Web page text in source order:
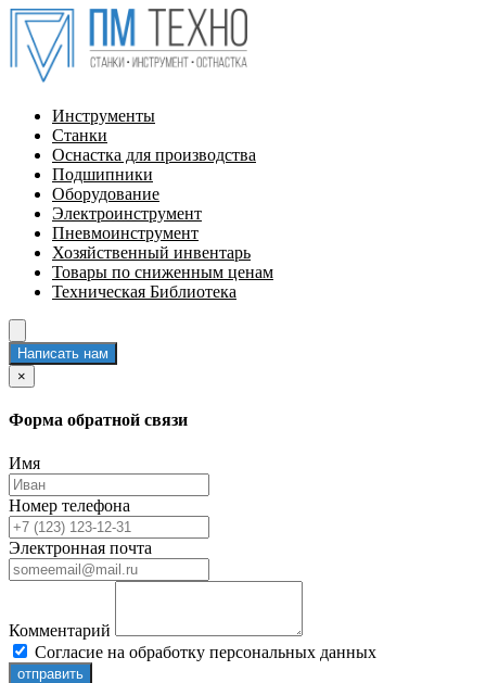
Инструменты
Станки
Оснастка для производства
Подшипники
Оборудование
Электроинструмент
Пневмоинструмент
Хозяйственный инвентарь
Товары по сниженным ценам
Техническая Библиотека
Написать нам
×
Форма обратной связи
Имя
Номер телефона
Электронная почта
Комментарий
Согласие на обработку персональных данных
отправить